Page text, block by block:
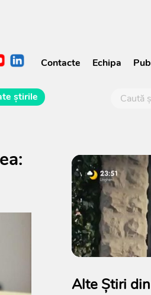
Contacte Echipa Pub
știrile
Alte Știri din